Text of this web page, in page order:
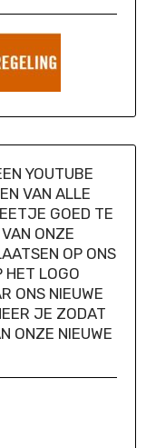
YOUTUBE
VAN ALLE
GOED TE
ONZE
OP ONS
HET LOGO
ONS NIEUWE
JE ZODAT
ONZE NIEUWE